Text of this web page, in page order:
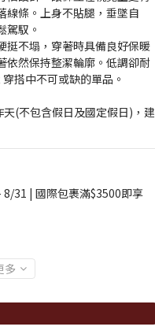
線條。上身不貼腿，垂墜自
駕馭。
挺不塌，穿著時具備良好保暖
依然保持整潔輪廓。低調卻耐
搭中不可或缺的單品。
(不包含假日及國定假日)，建
31 | 國際包裹滿$3500即享
多